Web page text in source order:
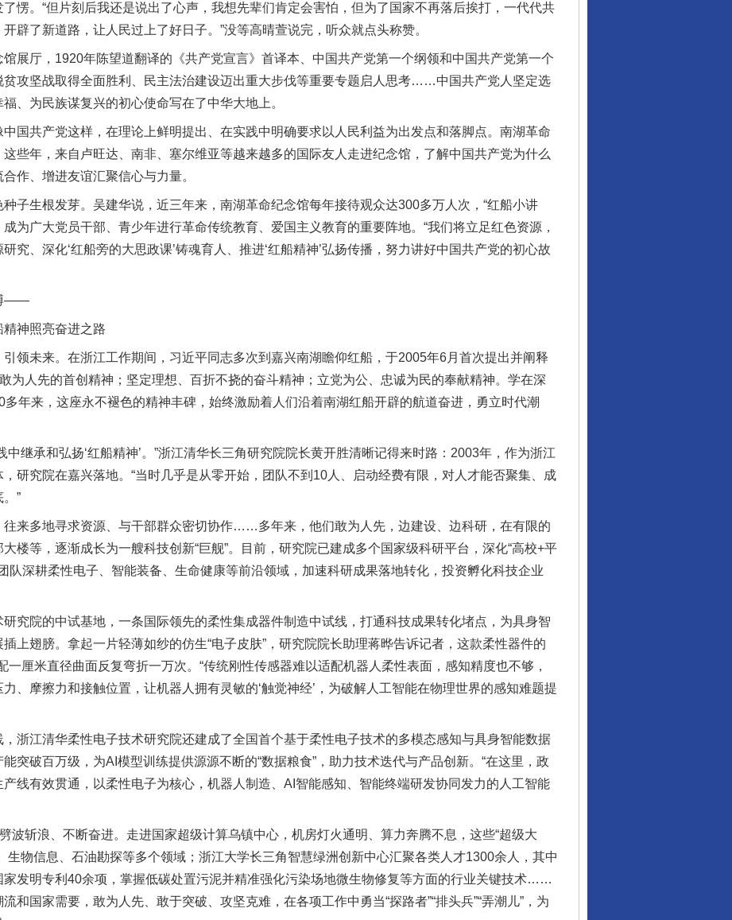
愣。“但片刻后我还是说出了心声，我想先辈们肯定会害怕，但为了国家不再落后挨打，一代代共
辟了新道路，让人民过上了好日子。”没等高晴萱说完，听众就点头称赞。
厅，1920年陈望道翻译的《共产党宣言》首译本、中国共产党第一个纲领和中国共产党第一个
贫攻坚战取得全面胜利、民主法治建设迈出重大步伐等重要专题启人思考……中国共产党人坚定选
、为民族谋复兴的初心使命写在了中华大地上。
共产党这样，在理论上鲜明提出、在实践中明确要求以人民利益为出发点和落脚点。南湖革命
些年，来自卢旺达、南非、塞尔维亚等越来越多的国际友人走进纪念馆，了解中国共产党为什么
作、增进友谊汇聚信心与力量。
生根发芽。吴建华说，近三年来，南湖革命纪念馆每年接待观众达300多万人次，“红船小讲
为广大党员干部、青少年进行革命传统教育、爱国主义教育的重要阵地。“我们将立足红色资源，
究、深化‘红船旁的大思政课’铸魂育人、推进‘红船精神’弘扬传播，努力讲好中国共产党的初心故
——
神照亮奋进之路
未来。在浙江工作期间，习近平同志多次到嘉兴南湖瞻仰红船，于2005年6月首次提出并阐释
为人先的首创精神；坚定理想、百折不挠的奋斗精神；立党为公、忠诚为民的奉献精神。学在深
年来，这座永不褪色的精神丰碑，始终激励着人们沿着南湖红船开辟的航道奋进，勇立时代潮
继承和弘扬‘红船精神’。”浙江清华长三角研究院院长黄开胜清晰记得来时路：2003年，作为浙江
研究院在嘉兴落地。“当时几乎是从零开始，团队不到10人、启动经费有限，对人才能否聚集、成
”
多地寻求资源、与干部群众密切协作……多年来，他们敢为人先，边建设、边科研，在有限的
楼等，逐渐成长为一艘科技创新“巨舰”。目前，研究院已建成多个国家级科研平台，深化“高校+平
队深耕柔性电子、智能装备、生命健康等前沿领域，加速科研成果落地转化，投资孵化科技企业
院的中试基地，一条国际领先的柔性集成器件制造中试线，打通科技成果转化堵点，为具身智
上翅膀。拿起一片轻薄如纱的仿生“电子皮肤”，研究院院长助理蒋晔告诉记者，这款柔性器件的
一厘米直径曲面反复弯折一万次。“传统刚性传感器难以适配机器人柔性表面，感知精度也不够，
、摩擦力和接触位置，让机器人拥有灵敏的‘触觉神经’，为破解人工智能在物理世界的感知难题提
江清华柔性电子技术研究院还建成了全国首个基于柔性电子技术的多模态感知与具身智能数据
突破百万级，为AI模型训练提供源源不断的“数据粮食”，助力技术迭代与产品创新。“在这里，政
线有效贯通，以柔性电子为核心，机器人制造、AI智能感知、智能终端研发协同发力的人工智能
斩浪、不断奋进。走进国家超级计算乌镇中心，机房灯火通明、算力奔腾不息，这些“超级大
生物信息、石油勘探等多个领域；浙江大学长三角智慧绿洲创新中心汇聚各类人才1300余人，其中
家发明专利40余项，掌握低碳处置污泥并精准强化污染场地微生物修复等方面的行业关键技术……
和国家需要，敢为人先、敢于突破、攻坚克难，在各项工作中勇当“探路者”“排头兵”“弄潮儿”，为